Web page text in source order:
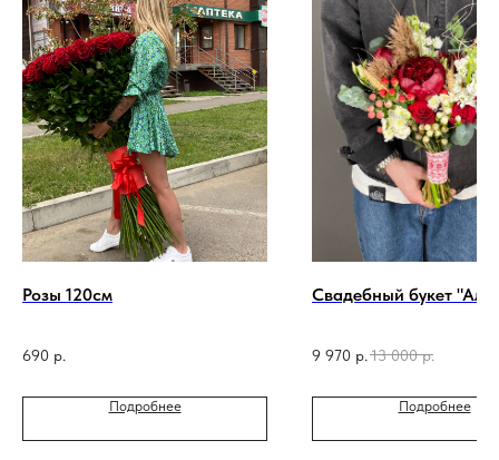
Розы 120см
690 р.
Подробнее
Свадебный букет "Аля
9 970 р. 13 000 р.
Подробнее